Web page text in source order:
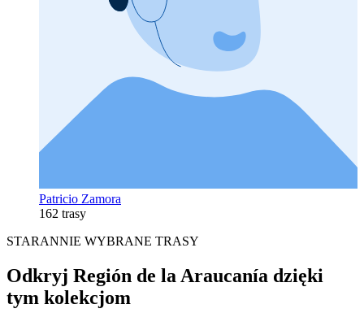
Patricio Zamora
162 trasy
STARANNIE WYBRANE TRASY
Odkryj Región de la Araucanía dzięki
tym kolekcjom